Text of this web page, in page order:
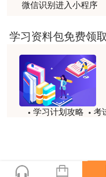
用户m2****66
非常非常非常非常棒！！
用户m2****66
非常非常非常非常棒！！
土建计量这门课我听了
试，非常感谢两位老师
微信识别进入小程序
学习资料包免费领取
学习计划攻略
考